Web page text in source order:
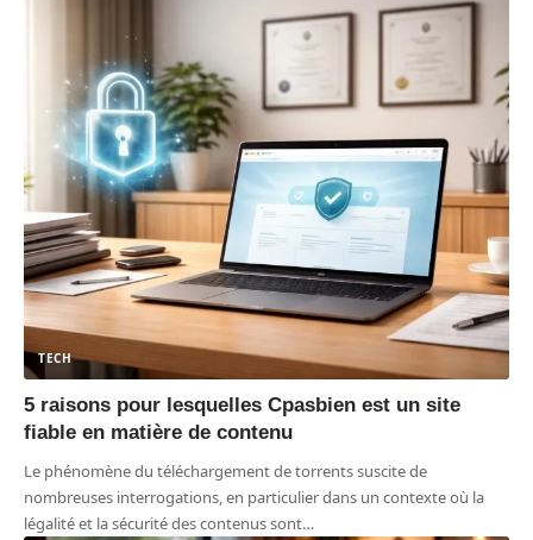
TECH
5 raisons pour lesquelles Cpasbien est un site
fiable en matière de contenu
Le phénomène du téléchargement de torrents suscite de
nombreuses interrogations, en particulier dans un contexte où la
légalité et la sécurité des contenus sont…